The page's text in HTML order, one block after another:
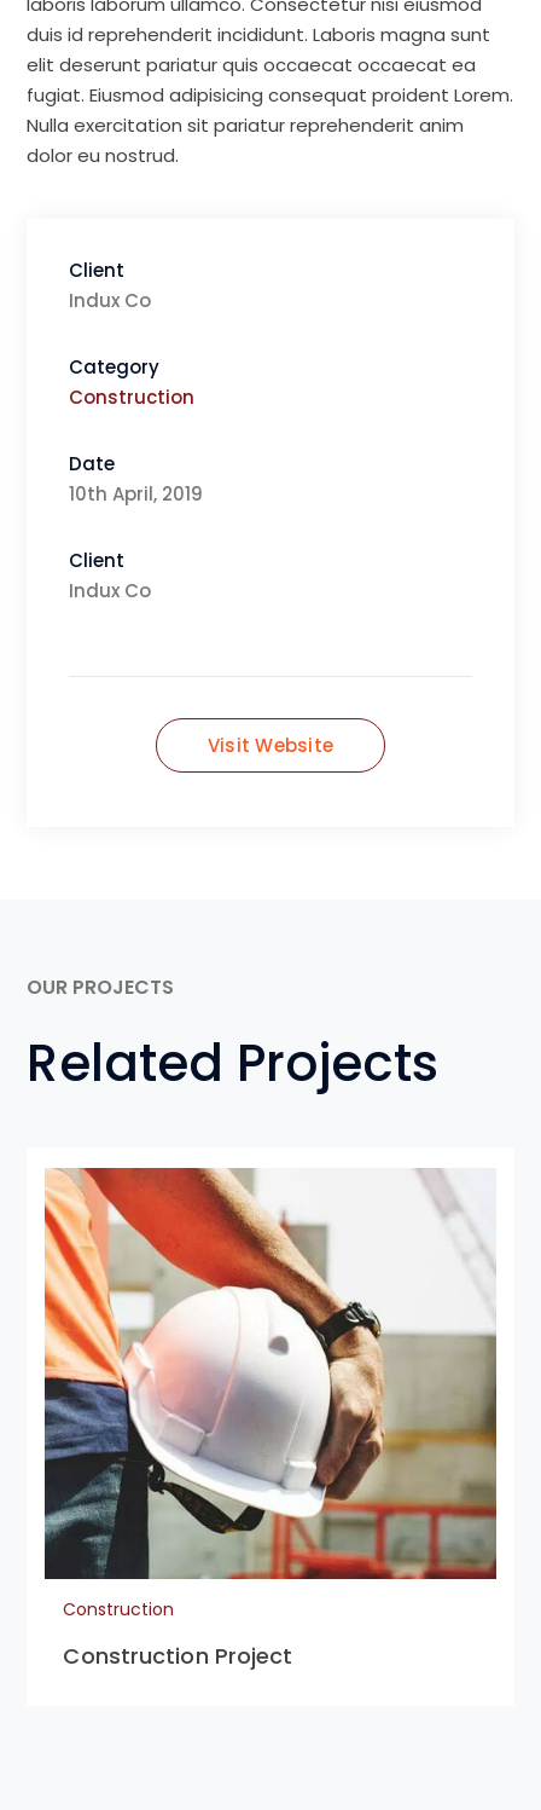
duis id reprehenderit incididunt. Laboris magna sunt
elit deserunt pariatur quis occaecat occaecat ea
fugiat. Eiusmod adipisicing consequat proident Lorem.
Nulla exercitation sit pariatur reprehenderit anim
dolor eu nostrud.
Client
Indux Co
Category
Construction
Date
10th April, 2019
Client
Indux Co
Visit Website
OUR PROJECTS
Related Projects
Construction
Construction Project